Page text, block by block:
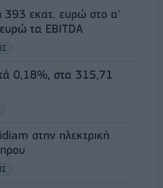
393 εκατ. ευρώ στο α'
τα EBITDA
0,18%, στα 315,71
στην ηλεκτρική